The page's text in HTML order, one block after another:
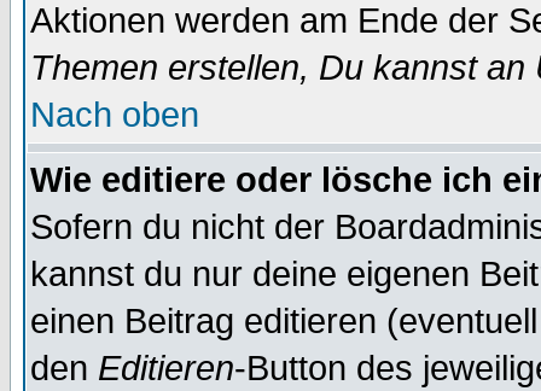
Aktionen werden am Ende der
Themen erstellen, Du kannst
Nach oben
Wie editiere oder lösche ich
Sofern du nicht der
kannst du nur deine eigenen
einen Beitrag editieren
den Editieren-Button des